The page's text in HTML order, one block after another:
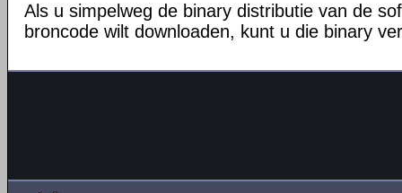
Als u simpelweg de binary distributie van de
broncode wilt downloaden, kunt u die binary